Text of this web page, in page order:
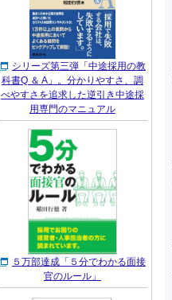
シリーズ第三弾「中途採用の教
科書Q ＆ A」。分かりやすさ、調
べやすさを追求した逆引き中途採
用専門のマニュアル
５万部達成「５分でわかる面接
官のルール」